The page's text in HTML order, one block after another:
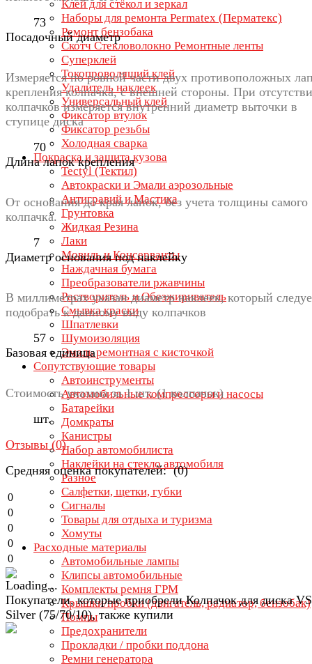
Клей для стёкол и зеркал
Наборы для ремонта Permatex (Перматекс)
Ремонт бензобака
Скотч Стекловолокно Ремонтные ленты
Суперклей
Токопроводящий клей
Удалитель наклеек
Универсальный клей
Фиксатор втулок
Фиксатор резьбы
Холодная сварка
Покраска и защита кузова
Tectyl (Тектил)
Автокраски и Эмали аэрозольные
Антигравий и Мастика
Грунтовка
Жидкая Резина
Лаки
Мовиль и Консерванты
Наждачная бумага
Преобразователи ржавчины
Растворитель и Обезжириватель
Смывка краски
Шпатлевки
Шумоизоляция
Эмаль ремонтная с кисточкой
Сопутствующие товары
Автоинструменты
Автомобильные компрессоры и насосы
Батарейки
Домкраты
Канистры
Набор автомобилиста
Наклейки на стекло автомобиля
Разное
Салфетки, щетки, губки
Сигналы
Товары для отдыха и туризма
Хомуты
Расходные материалы
Автомобильные лампы
Клипсы автомобильные
Комплекты ремня ГРМ
Крышки/пробки (двигатель, радиатор, бензобак)
Помпы
Предохранители
Прокладки / пробки поддона
Ремни генератора
73
Посадочный диаметр
Измеряется по ровной части двух противоположных
крепления колпачка, с внешней стороны. При
колпачков измеряется внутренний диаметр выточки в
ступице диска
70
Длина лапок крепления
От основания до края лапок, без учета толщины самого
колпачка.
7
Диаметр основания под наклейку
В миллиметрах указан диаметр наклеек, который
подобрать к данному виду колпачков
57
Базовая единица
Стоимость указана за 1 шт. (1 колпачок)
шт.
Отзывы (0)
Средняя оценка покупателей: (0)
0
0
0
0
0
Покупатели, которые приобрели Колпачок для диска
Silver (75/70/10), также купили